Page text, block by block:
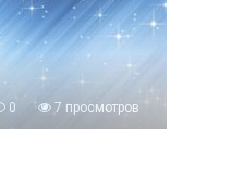
0
7 просмотров